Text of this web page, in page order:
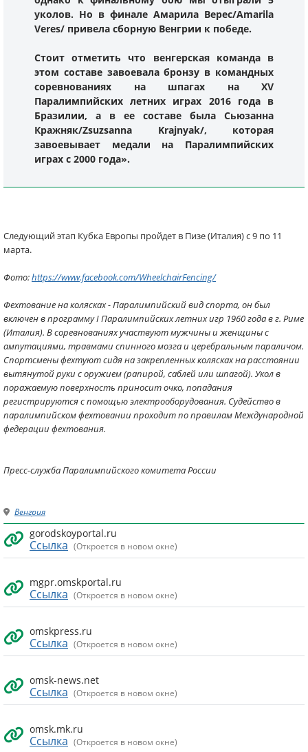
уколов. Но в финале Амарила Верес/Amarila
Veres/ привела сборную Венгрии к победе.
Стоит отметить что венгерская команда в
этом составе завоевала бронзу в командных
соревнованиях на шпагах на XV
Паралимпийских летних играх 2016 года в
Бразилии, а в ее составе была Сьюзанна
Кражняк/Zsuzsanna Krajnyak/, которая
завоевывает медали на Паралимпийских
играх с 2000 года».
Следующий этап Кубка Европы пройдет в Пизе (Италия) c 9 по 11
марта.
Фото:https://www.facebook.com/WheelchairFencing/
Фехтование на колясках - Паралимпийский вид спорта, он был
включен в программу I Паралимпийских летних игр 1960 года в г. Риме
(Италия). В соревнованиях участвуют мужчины и женщины с
ампутациями, травмами спинного мозга и церебральным параличом.
Спортсмены фехтуют сидя на закрепленных колясках на расстоянии
вытянутой руки с оружием (рапирой, саблей или шпагой). Укол в
поражаемую поверхность приносит очко, попадания
регистрируются с помощью электрооборудования. Судейство в
паралимпийском фехтовании проходит по правилам Международной
федерации фехтования.
Пресс-служба Паралимпийского комитета России
Венгрия
gorodskoyportal.ru
Ссылка (Откроется в новом окне)
mgpr.omskportal.ru
Ссылка (Откроется в новом окне)
omskpress.ru
Ссылка (Откроется в новом окне)
omsk-news.net
Ссылка (Откроется в новом окне)
omsk.mk.ru
Ссылка (Откроется в новом окне)